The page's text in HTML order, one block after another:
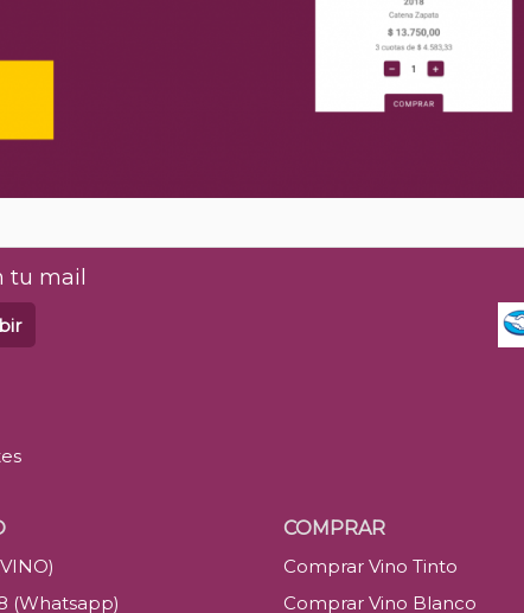
tu mail
(Whatsapp)
COMPRAR
Comprar Vino Tinto
Comprar Vino Blanco